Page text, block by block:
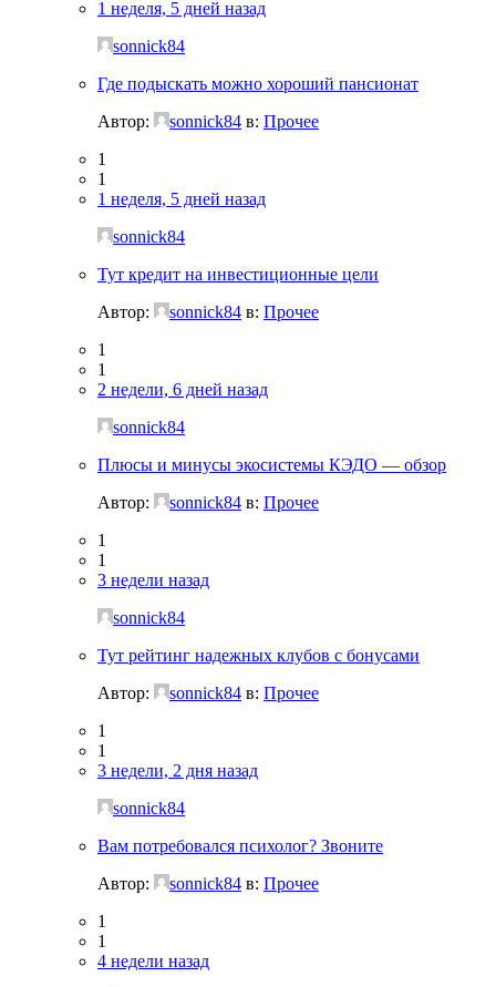
1 неделя, 5 дней назад
sonnick84
Где подыскать можно хороший пансионат
Автор:
sonnick84 в: Прочее
1
1
1 неделя, 5 дней назад
sonnick84
Тут кредит на инвестиционные цели
Автор:
sonnick84 в: Прочее
1
1
2 недели, 6 дней назад
sonnick84
Плюсы и минусы экосистемы КЭДО — обзор
Автор:
sonnick84 в: Прочее
1
1
3 недели назад
sonnick84
Тут рейтинг надежных клубов с бонусами
Автор:
sonnick84 в: Прочее
1
1
3 недели, 2 дня назад
sonnick84
Вам потребовался психолог? Звоните
Автор:
sonnick84 в: Прочее
1
1
4 недели назад